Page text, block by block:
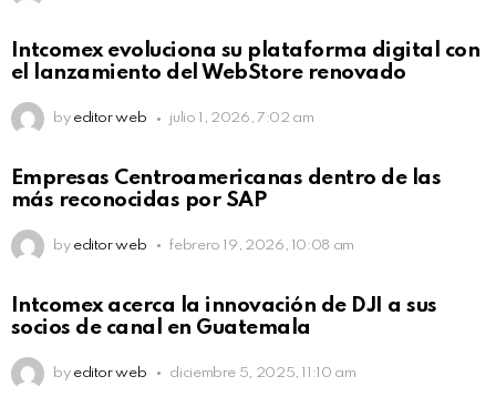
Intcomex evoluciona su plataforma digital con
el lanzamiento del WebStore renovado
by editor web julio 1, 2026, 7:02 am
Empresas Centroamericanas dentro de las
más reconocidas por SAP
by editor web febrero 19, 2026, 10:08 am
Intcomex acerca la innovación de DJI a sus
socios de canal en Guatemala
by editor web diciembre 5, 2025, 11:10 am